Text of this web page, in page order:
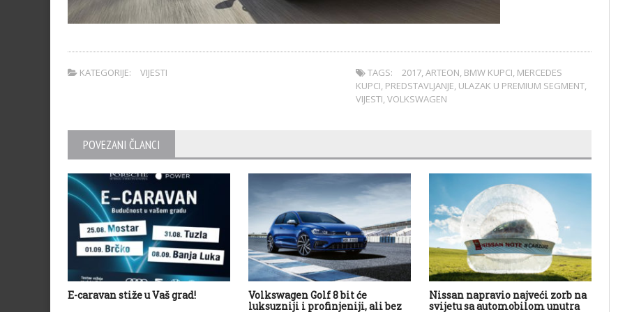
KATEGORIJE: VIJESTI TAGS: 2017,ARTEON, BMW KUPCI, MERCEDES
KUPCI, PREDSTAVLJANJE, ULAZAK U PREMIUM SEGMENT,
VIJESTI,VOLKSWAGEN
POVEZANI ČLANCI
E-caravan stiže u Vaš grad!
Volkswagen Golf 8 bit će
luksuzniji i profinjeniji, ali bez
Nissan napravio najveći zorb na
svijetu sa automobilom unutra